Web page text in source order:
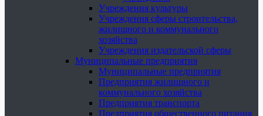
Учреждения культуры
Учреждения сферы строительства,
жилищного и коммунального
хозяйства
Учреждения издательской сферы
Муниципальные предприятия
Муниципальные предприятия
Предприятия жилищного и
коммунального хозяйства
Предприятия транспорта
Предприятия общественного питания